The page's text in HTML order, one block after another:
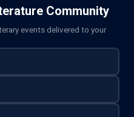
Community
events delivered to your